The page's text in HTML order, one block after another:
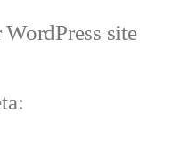
site